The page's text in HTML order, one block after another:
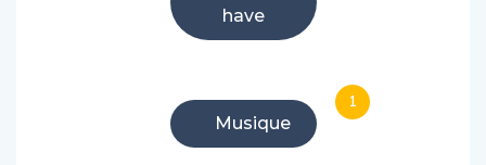
have
Musique
1